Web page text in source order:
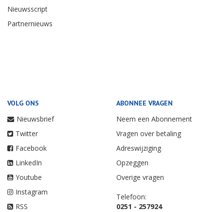
Nieuwsscript
Partnernieuws
VOLG ONS
Nieuwsbrief
Twitter
Facebook
LinkedIn
Youtube
Instagram
RSS
ABONNEE VRAGEN
Neem een Abonnement
Vragen over betaling
Adreswijziging
Opzeggen
Overige vragen
Telefoon:
0251 - 257924